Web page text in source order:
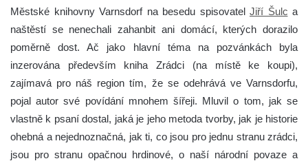
Městské knihovny Varnsdorf na besedu spisovatel Jiří Šulc a
naštěstí se nenechali zahanbit ani domácí, kterých dorazilo
poměrně dost.Ač jako hlavní téma na pozvánkách byla
inzerována především kniha Zrádci (na místě ke koupi),
zajímavá pro náš region tím, že se odehrává ve Varnsdorfu,
pojal autor své povídání mnohem šířeji. Mluvil o tom, jak se
vlastně k psaní dostal, jaká je jeho metoda tvorby, jak je historie
ohebná a nejednoznačná, jak ti, co jsou pro jednu stranu zrádci,
jsou pro stranu opačnou hrdinové, o naší národní povaze a